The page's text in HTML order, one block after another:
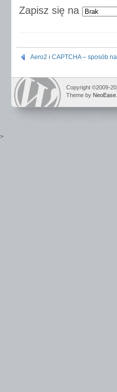
Zapisz się na
Aero2 i CAPTCHA – sposób
Copyright ©2009-
Theme by NeoEase
>